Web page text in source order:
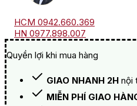
HCM 0942.660.369
HN 0977.898.007
Quyền lợi khi mua hàng
GIAO NHANH 2H nội
MIỄN PHÍ GIAO